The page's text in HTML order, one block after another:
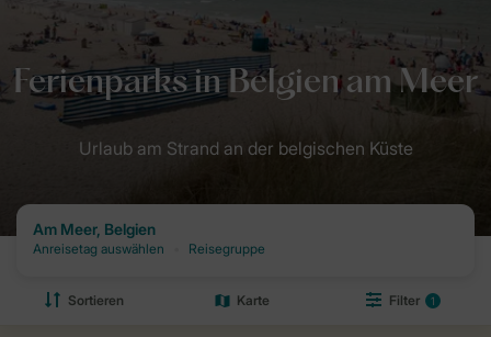
Home Destinationen: Dein Urlaubsziel mit Landal